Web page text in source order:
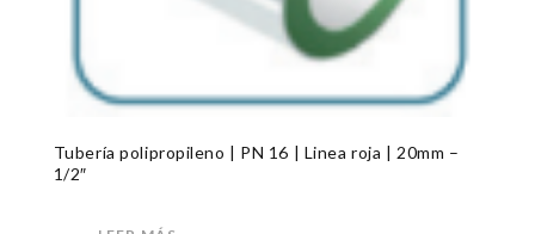
Tubería polipropileno | PN 16 | Linea roja | 20mm –
1/2″